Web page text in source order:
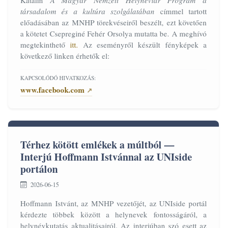
társadalom és a kultúra szolgálatában címmel tartott
előadásában az MNHP törekvéseiről beszélt, ezt követően
a kötetet Csepreginé Fehér Orsolya mutatta be. A meghívó
megtekinthetőitt. Az eseményről készült fényképek a
következő linken érhetők el:
KAPCSOLÓDÓ HIVATKOZÁS:
www.facebook.com
Térhez kötött emlékek a múltból —
Interjú Hoffmann Istvánnal az UNIside
portálon
2026-06-15
Hoffmann Istvánt, az MNHP vezetőjét, az UNIside portál
kérdezte többek között a helynevek fontosságáról, a
helynévkutatás aktualitásairól. Az interjúban szó esett az